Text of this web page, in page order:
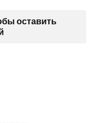
оставить